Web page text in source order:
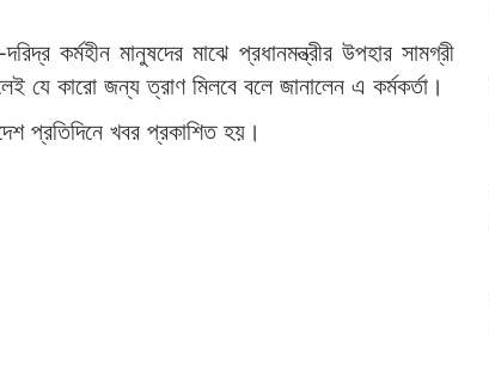
কর্মহীন মানুষদের মাঝে প্রধানমন্ত্রীর উপহার সামগ্রী
যে কারো জন্য ত্রাণ মিলবে বলে জানালেন এ কর্মকর্তা।
প্রতিদিনে খবর প্রকাশিত হয়।